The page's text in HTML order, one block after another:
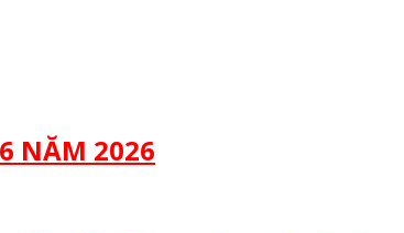
NĂM 2026